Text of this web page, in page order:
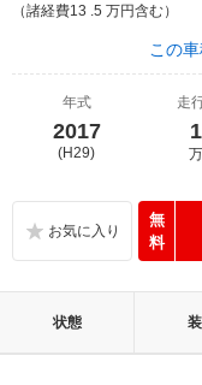
（諸経費13 .5 万円含む）
この
年式
2017
(H29)
走
無
料
状態